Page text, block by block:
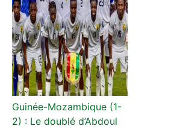
Guinée-Mozambique (1-
2) : Le doublé d’Abdoul